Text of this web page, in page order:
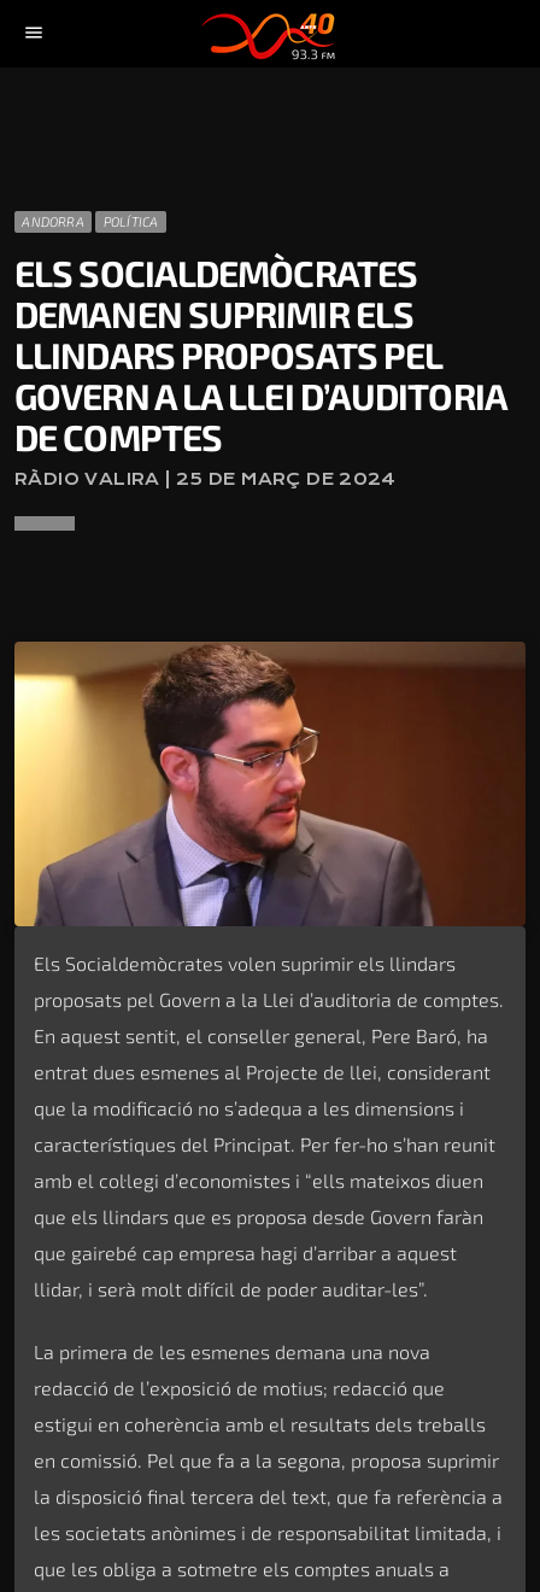
menu
ANDORRA POLÍTICA
ELS SOCIALDEMÒCRATES
DEMANEN SUPRIMIR ELS
LLINDARS PROPOSATS PEL
GOVERN A LA LLEI D’AUDITORIA
DE COMPTES
RÀDIO VALIRA | 25 DE MARÇ DE 2024
Els Socialdemòcrates volen suprimir els llindars
proposats pel Govern a la Llei d’auditoria de comptes.
En aquest sentit, el conseller general, Pere Baró, ha
entrat dues esmenes al Projecte de llei, considerant
que la modificació no s’adequa a les dimensions i
característiques del Principat. Per fer-ho s’han reunit
amb el col·legi d’economistes i “ells mateixos diuen
que els llindars que es proposa desde Govern faràn
que gairebé cap empresa hagi d’arribar a aquest
llidar, i serà molt difícil de poder auditar-les”.
La primera de les esmenes demana una nova
redacció de l’exposició de motius; redacció que
estigui en coherència amb el resultats dels treballs
en comissió. Pel que fa a la segona, proposa suprimir
la disposició final tercera del text, que fa referència a
les societats anònimes i de responsabilitat limitada, i
que les obliga a sotmetre els comptes anuals a